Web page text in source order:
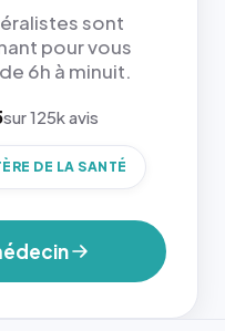
sont
pour vous
6h à minuit.
sur 125k avis
DE LA SANTÉ